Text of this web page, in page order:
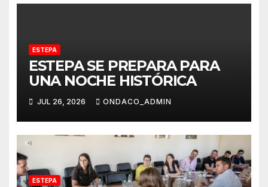
ESTEPA
ESTEPA SE PREPARA PARA
UNA NOCHE HISTÓRICA
JUL 26, 2026 ONDACO_ADMIN
ESTEPA